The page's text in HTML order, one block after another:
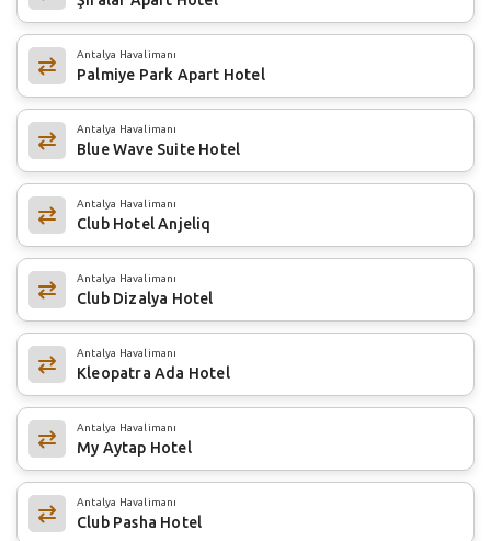
Antalya Havalimanı
Palmiye Park Apart Hotel
Antalya Havalimanı
Blue Wave Suite Hotel
Antalya Havalimanı
Club Hotel Anjeliq
Antalya Havalimanı
Club Dizalya Hotel
Antalya Havalimanı
Kleopatra Ada Hotel
Antalya Havalimanı
My Aytap Hotel
Antalya Havalimanı
Club Pasha Hotel